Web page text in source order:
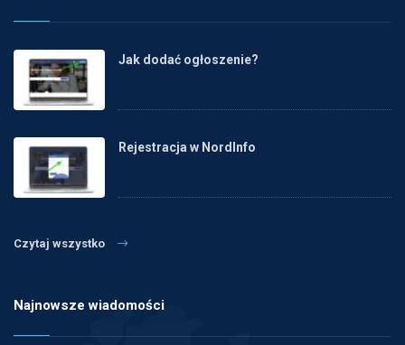
Jak dodać ogłoszenie?
Rejestracja w NordInfo
Czytaj wszystko
Najnowsze wiadomości